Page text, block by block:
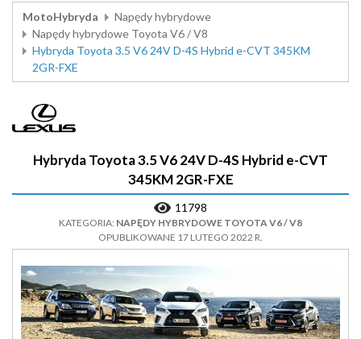
MotoHybryda
Napędy hybrydowe
Napędy hybrydowe Toyota V6 / V8
Hybryda Toyota 3.5 V6 24V D-4S Hybrid e-CVT 345KM
2GR-FXE
Hybryda Toyota 3.5 V6 24V D-4S Hybrid e-CVT
345KM 2GR-FXE
11798
KATEGORIA: NAPĘDY HYBRYDOWE TOYOTA V6 / V8
OPUBLIKOWANE 17 LUTEGO 2022 R.